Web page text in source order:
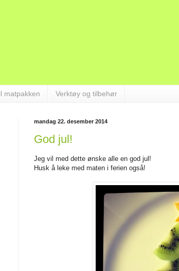
matpakken Verktøy og tilbehør
mandag 22. desember 2014
God jul!
Jeg vil med dette ønske alle en god jul!
Husk å leke med maten i ferien også!